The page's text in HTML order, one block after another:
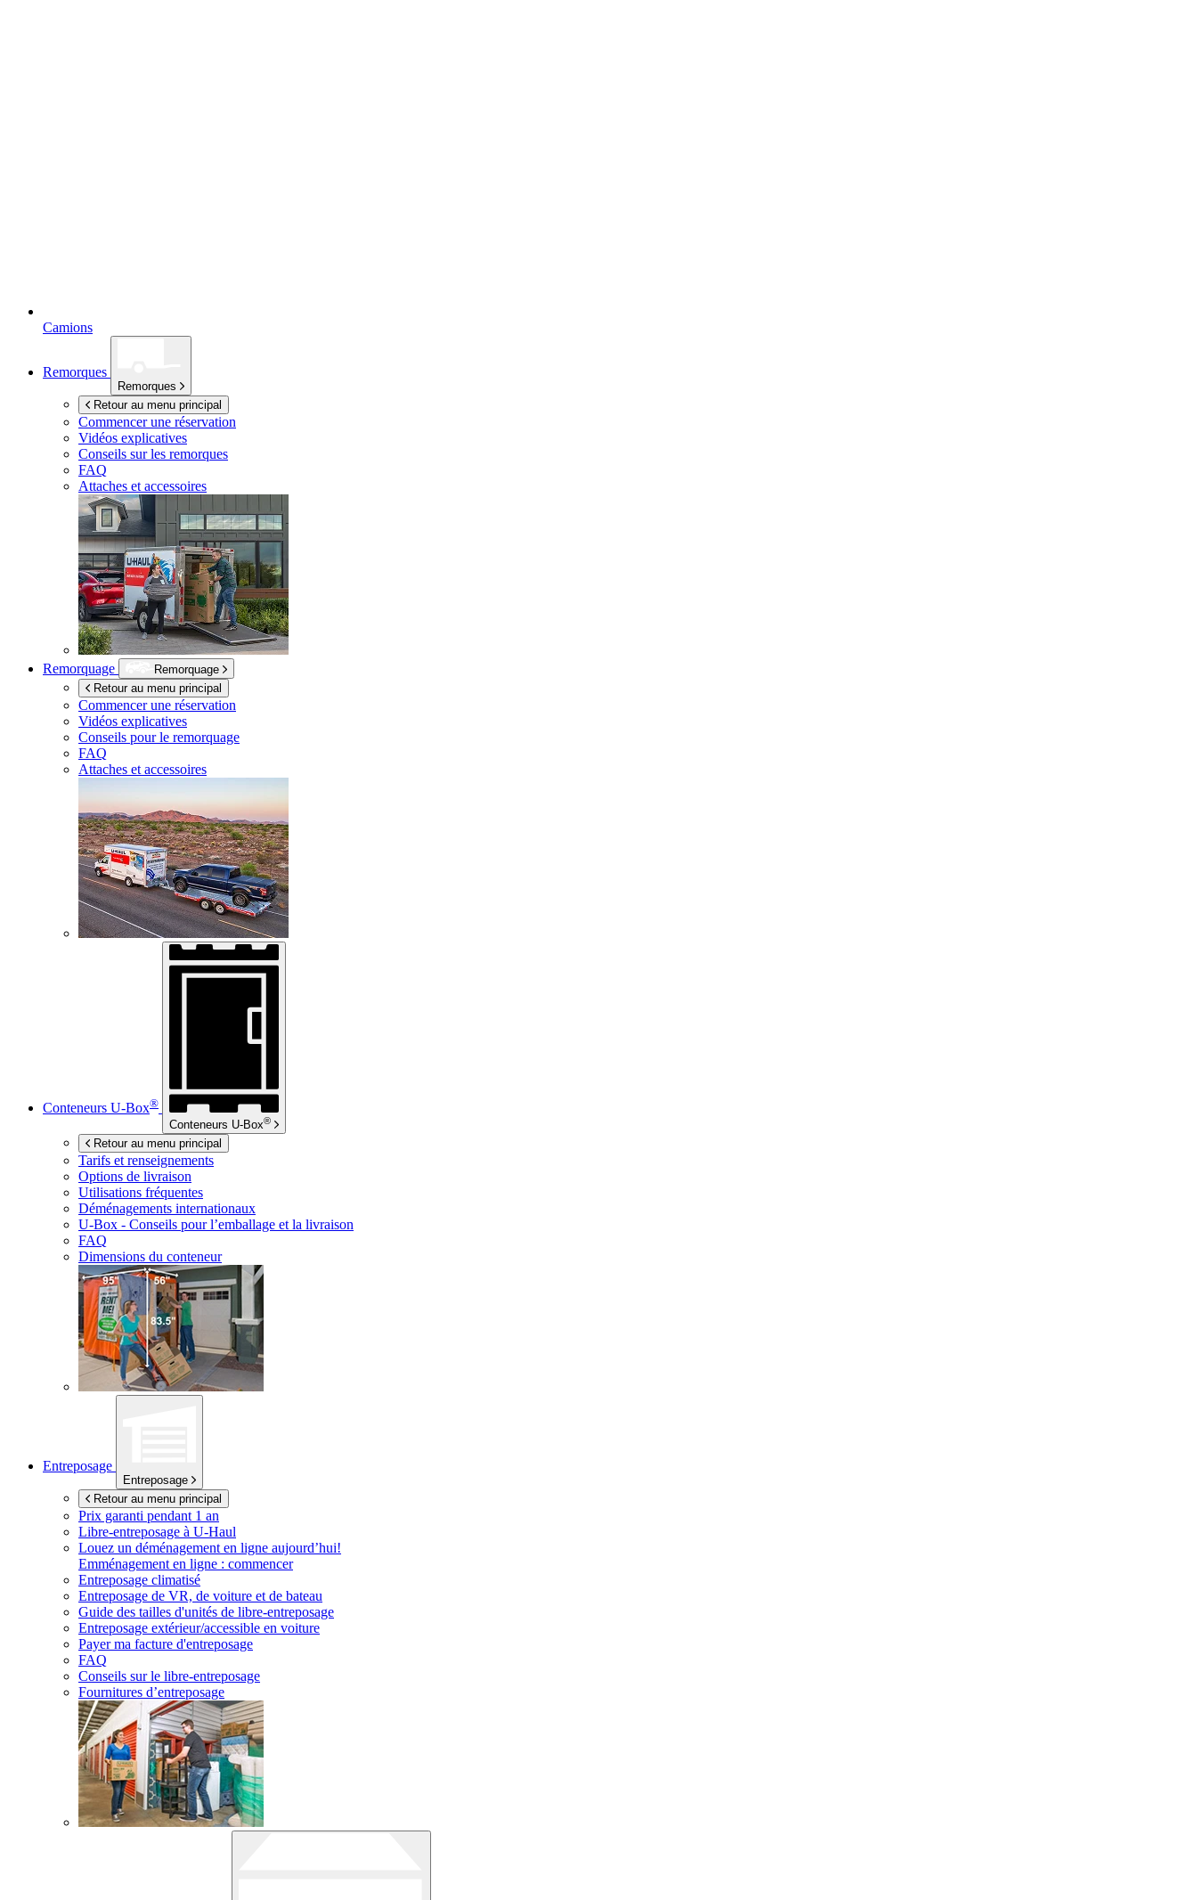
Camions
Remorques
Remorques
Retour au menu principal
Commencer une réservation
Vidéos explicatives
Conseils sur les remorques
FAQ
Attaches et accessoires
Remorquage
Remorquage
Retour au menu principal
Commencer une réservation
Vidéos explicatives
Conseils pour le remorquage
FAQ
Attaches et accessoires
Conteneurs U-Box®
Conteneurs U-Box®
Retour au menu principal
Tarifs et renseignements
Options de livraison
Utilisations fréquentes
Déménagements internationaux
U-Box - Conseils pour l’emballage et la livraison
FAQ
Dimensions du conteneur
Entreposage
Entreposage
Retour au menu principal
Prix garanti pendant 1 an
Libre-entreposage à U-Haul
Louez un déménagement en ligne aujourd’hui!
Emménagement en ligne : commencer
Entreposage climatisé
Entreposage de VR, de voiture et de bateau
Guide des tailles d'unités de libre-entreposage
Entreposage extérieur/accessible en voiture
Payer ma facture d'entreposage
FAQ
Conseils sur le libre-entreposage
Fournitures d’entreposage